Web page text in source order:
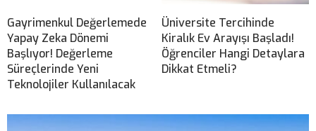
Gayrimenkul Değerlemede
Yapay Zeka Dönemi
Başlıyor! Değerleme
Süreçlerinde Yeni
Teknolojiler Kullanılacak
Üniversite Tercihinde
Kiralık Ev Arayışı Başladı!
Öğrenciler Hangi Detaylara
Dikkat Etmeli?